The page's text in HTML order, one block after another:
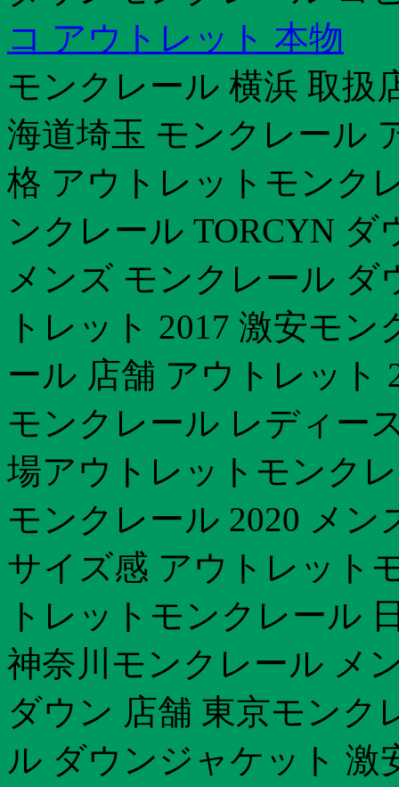
コ アウトレット 本物
モンクレール 横浜 取扱
海道埼玉 モンクレール
格 アウトレットモンク
ンクレール TORCYN
メンズ モンクレール
トレット 2017 激安モ
ール 店舗 アウトレット
モンクレール レディー
場アウトレットモンク
モンクレール 2020 メ
サイズ感 アウトレット
トレットモンクレール
神奈川モンクレール メ
ダウン 店舗 東京モンク
ル ダウンジャケット 激